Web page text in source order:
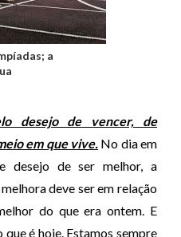
a
desejo de vencer, de
em que vive. No dia em
desejo de ser melhor, a
deve ser em relação
do que era ontem. E
é hoje. Estamos sempre